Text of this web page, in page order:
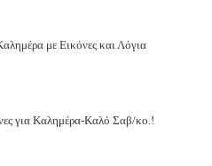
με Εικόνες και Λόγια
για Καλημέρα-Καλό Σαβ/κο.!